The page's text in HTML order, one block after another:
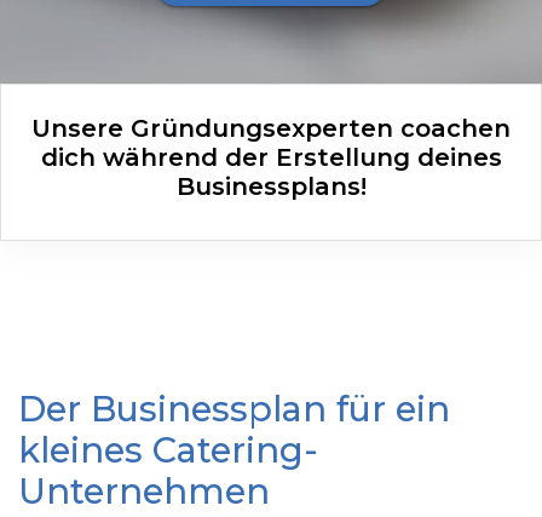
Unsere Gründungsexperten coachen
dich während der Erstellung deines
Businessplans!
Der Businessplan für ein
kleines Catering-
Unternehmen